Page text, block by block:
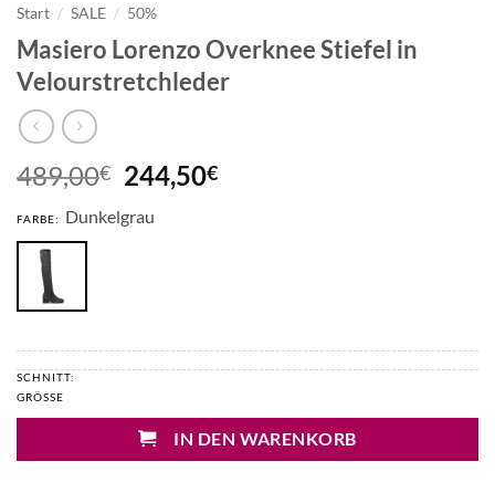
Start / SALE / 50%
Masiero Lorenzo Overknee Stiefel in
Velourstretchleder
489,00€ Ursprünglicher
Preis
war:
244,50€Aktueller
FARBE: Dunkelgrau
SCHNITT:
GRÖSSE
IN DEN WARENKORB